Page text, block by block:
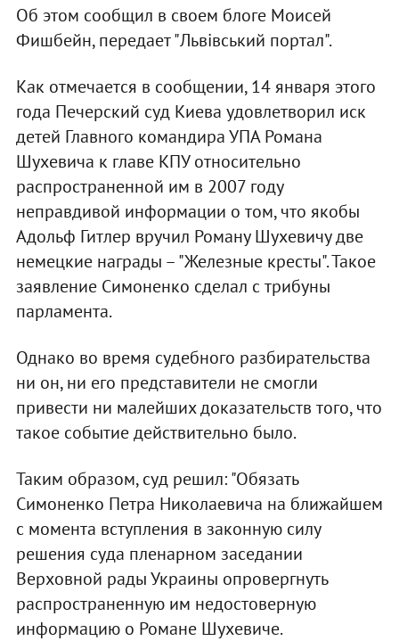
Об этом сообщил в своем блоге Моисей
Фишбейн, передает "Львівський портал".
Как отмечается в сообщении, 14 января этого
года Печерский суд Киева удовлетворил иск
детей Главного командира УПА Романа
Шухевича к главе КПУ относительно
распространенной им в 2007 году
неправдивой информации о том, что якобы
Адольф Гитлер вручил Роману Шухевичу две
немецкие награды – "Железные кресты". Такое
заявление Симоненко сделал с трибуны
парламента.
Однако во время судебного разбирательства
ни он, ни его представители не смогли
привести ни малейших доказательств того, что
такое событие действительно было.
Таким образом, суд решил: "Обязать
Симоненко Петра Николаевича на ближайшем
с момента вступления в законную силу
решения суда пленарном заседании
Верховной рады Украины опровергнуть
распространенную им недостоверную
информацию о Романе Шухевиче.